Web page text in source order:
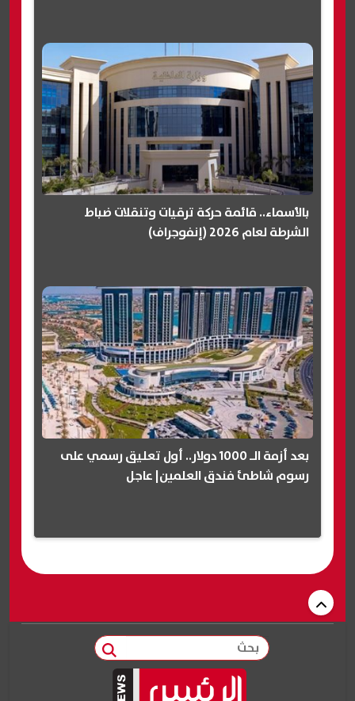
بالأسماء.. قائمة حركة ترقيات وتنقلات ضباط
الشرطة لعام 2026 (إنفوجراف)
بعد أزمة الـ 1000 دولار.. أول تعليق رسمي على
رسوم شاطئ فندق العلمين| عاجل
بحث